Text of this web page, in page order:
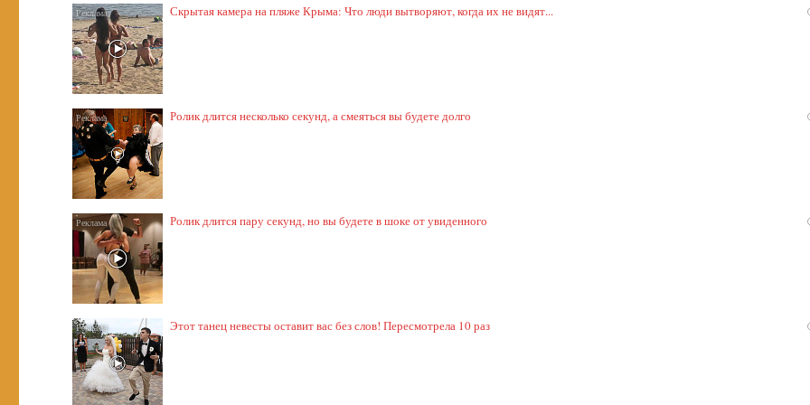
Скрытая камера на пляже Крыма: Что люди вытворяют, когда их не видят...
Ролик длится несколько секунд, а смеяться вы будете долго
Ролик длится пару секунд, но вы будете в шоке от увиденного
Этот танец невесты оставит вас без слов! Пересмотрела 10 раз